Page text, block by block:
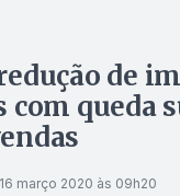
de
com queda
16 março 2020 às 09h20